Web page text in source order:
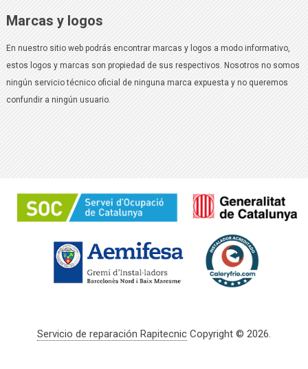
Marcas y logos
En nuestro sitio web podrás encontrar marcas y logos a modo informativo,
estos logos y marcas son propiedad de sus respectivos. Nosotros no somos
ningún servicio técnico oficial de ninguna marca expuesta y no queremos
confundir a ningún usuario.
Servicio de reparación RapitecnicCopyright © 2026.